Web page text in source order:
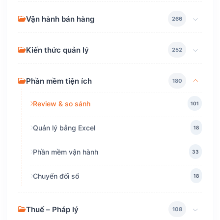
Vận hành bán hàng 266
Kiến thức quản lý 252
Phần mềm tiện ích 180
Review & so sánh 101
Quản lý bằng Excel 18
Phần mềm vận hành 33
Chuyển đổi số 18
Thuế – Pháp lý 108